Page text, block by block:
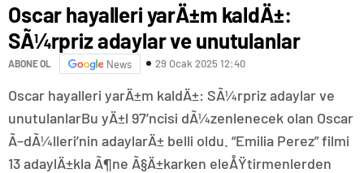
Oscar hayalleri yarÄ±m kaldÄ±:
SÃ¼rpriz adaylar ve unutulanlar
ABONE OL News 29 Ocak 2025 12:40
Oscar hayalleri yarÄ±m kaldÄ±: SÃ¼rpriz adaylar ve
unutulanlarBu yÄ±l 97’ncisi dÃ¼zenlenecek olan Oscar
Ã–dÃ¼lleri’nin adaylarÄ± belli oldu. “Emilia Perez” filmi
13 adaylÄ±kla Ã¶ne Ã§Ä±karken eleÅŸtirmenlerden